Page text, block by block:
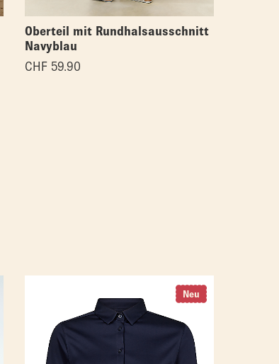
Oberteil mit Rundhalsausschnitt
Navyblau
CHF59.90
Neu